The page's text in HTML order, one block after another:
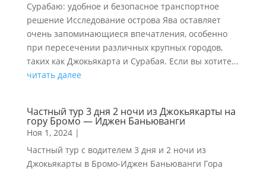
Сурабаю: удобное и безопасное транспортное
решение Исследование острова Ява оставляет
очень запоминающиеся впечатления, особенно
при пересечении различных крупных городов,
таких как Джокьякарта и Сурабая. Если вы хотите...
читать далее
Частный тур 3 дня 2 ночи из Джокьякарты на
гору Бромо — Иджен Баньюванги
Ноя 1, 2024|
Частный тур с водителем 3 дня и 2 ночи из
Джокьякарты в Бромо-Иджен Баньюванги Гора